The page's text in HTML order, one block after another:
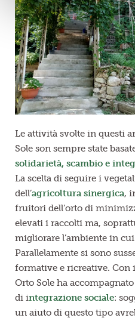
Le attività svolte in questi
Sole son sempre state
solidarietà, scambio e
La scelta di seguire i
dell’agricoltura sinergica,
fruitori dell’orto di
elevati i raccolti ma,
migliorare l’ambiente in
Parallelamente si sono
formative e ricreative. Con
Orto Sole ha
di integrazione sociale:
un aiuto di questo tipo